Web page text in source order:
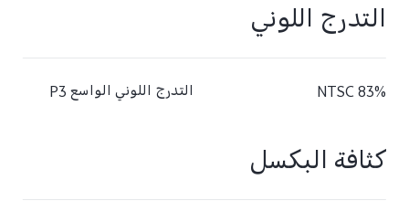
التدرج اللوني
83% NTSC التدرج اللوني الواسع P3
كثافة البكسل